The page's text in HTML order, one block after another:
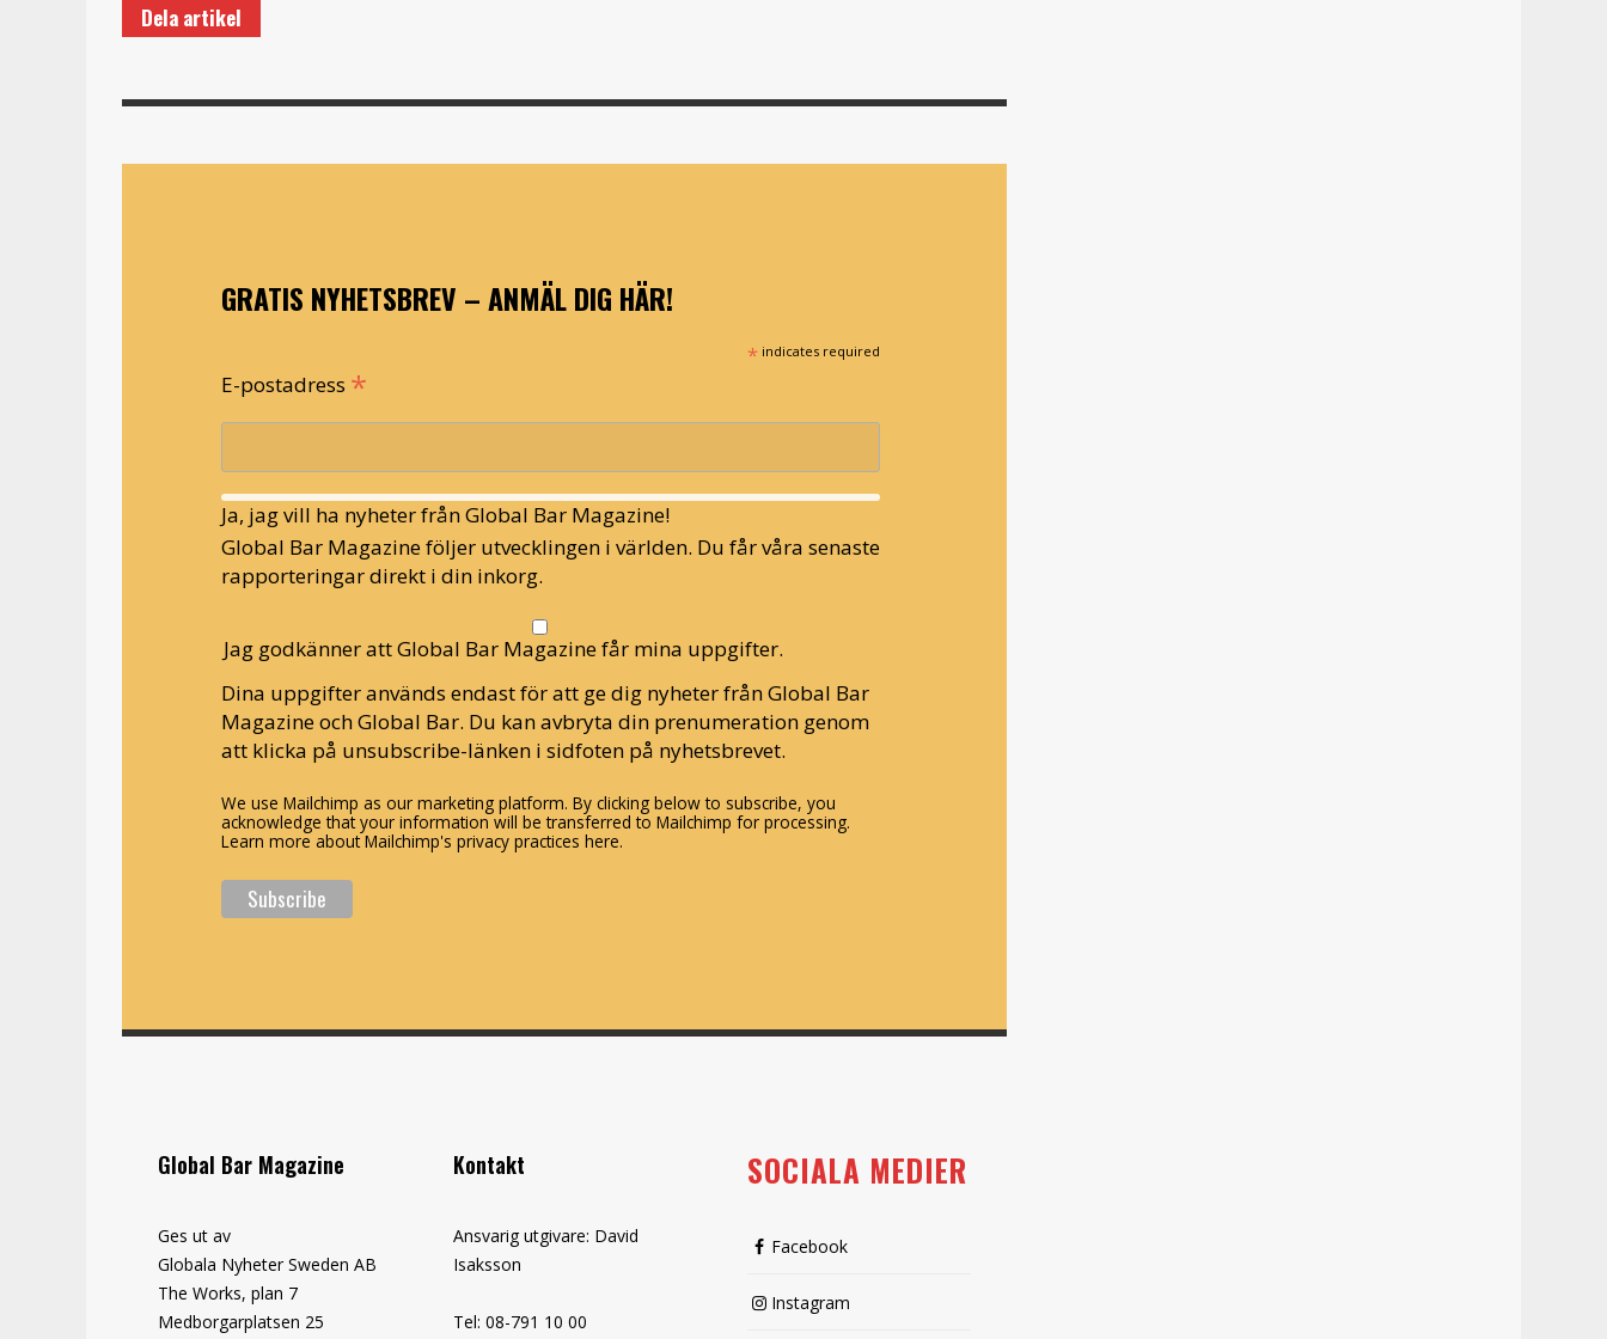
Dela artikel
GRATIS NYHETSBREV – ANMÄL DIG HÄR!
* indicates required
E-postadress *
Ja, jag vill ha nyheter från Global Bar Magazine!
Global Bar Magazine följer utvecklingen i världen. Du får våra senaste
rapporteringar direkt i din inkorg.
Jag godkänner att Global Bar Magazine får mina uppgifter.
Dina uppgifter används endast för att ge dig nyheter från Global Bar
Magazine och Global Bar. Du kan avbryta din prenumeration genom
att klicka på unsubscribe-länken i sidfoten på nyhetsbrevet.
We use Mailchimp as our marketing platform. By clicking below to subscribe, you
acknowledge that your information will be transferred to Mailchimp for processing.
Learn more about Mailchimp's privacy practices here.
Global Bar Magazine
Ges ut av
Globala Nyheter Sweden AB
The Works, plan 7
Medborgarplatsen 25
Kontakt
Ansvarig utgivare: David
Isaksson
Tel: 08-791 10 00
SOCIALA MEDIER
Facebook
Instagram